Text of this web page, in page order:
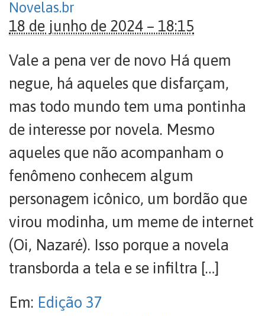
Novelas.br
18 de junho de 2024 – 18:15
Vale a pena ver de novo Há quem
negue, há aqueles que disfarçam,
mas todo mundo tem uma pontinha
de interesse por novela. Mesmo
aqueles que não acompanham o
fenômeno conhecem algum
personagem icônico, um bordão que
virou modinha, um meme de internet
(Oi, Nazaré). Isso porque a novela
transborda a tela e se infiltra […]
Em: Edição 37